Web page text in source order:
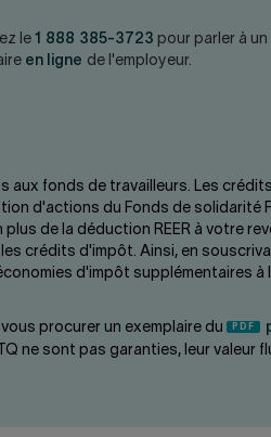
le 1 888 385-3723 pour parler à
en ligne de l'employeur.
fonds de travailleurs. Les
d'actions du Fonds de
de la déduction REER à votre
crédits d'impôt. Ainsi, en
d'impôt supplémentaires à
procurer un exemplaire du
ne sont pas garanties, leur